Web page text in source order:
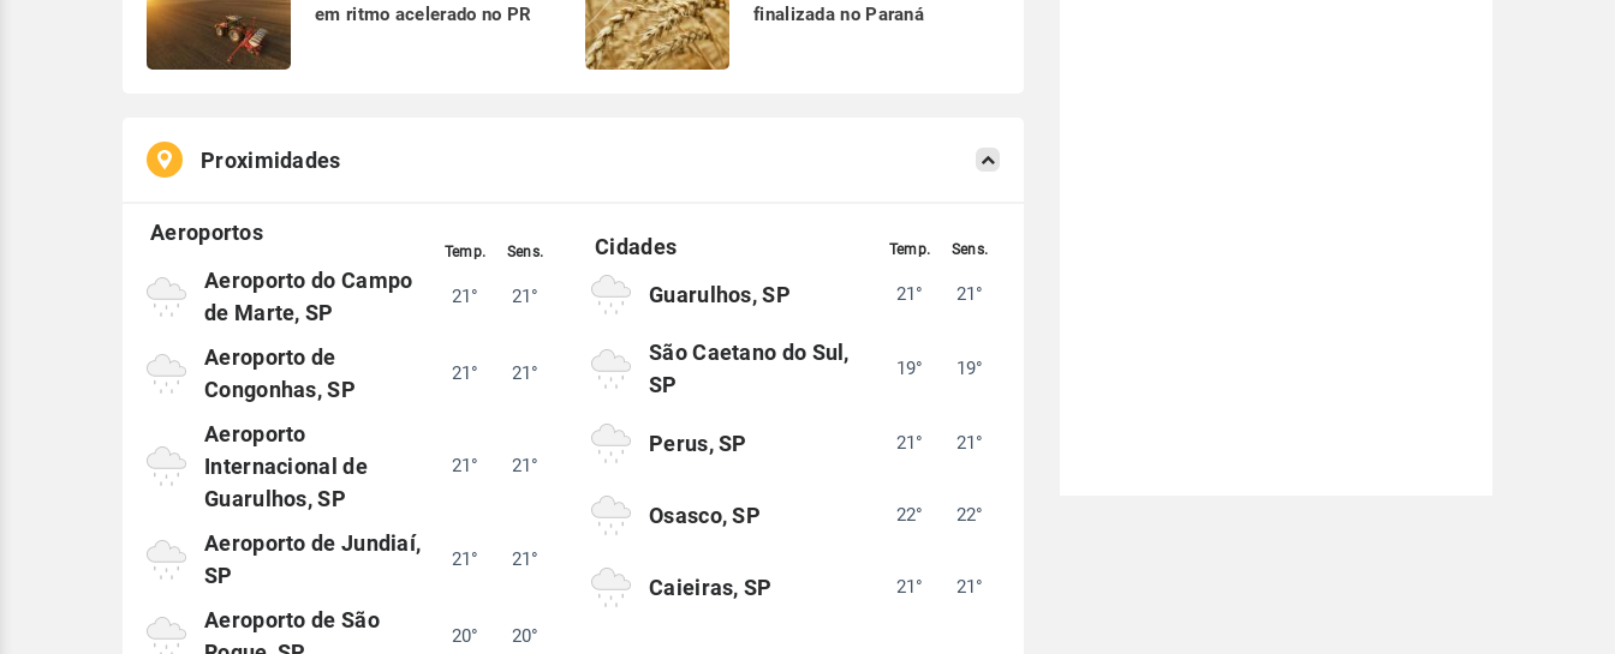
em ritmo acelerado no PR
finalizada no Paraná
Proximidades
Aeroporto do Campo
de Marte, SP
21° 21°
Aeroporto de
Congonhas, SP
21° 21°
Aeroporto
Internacional de
Guarulhos, SP
21° 21°
Aeroporto de Jundiaí,
SP
21° 21°
Aeroporto de São
20° 20°
Guarulhos, SP 21° 21°
São Caetano do Sul,
SP
19° 19°
Perus, SP 21° 21°
Osasco, SP 22° 22°
Caieiras, SP 21° 21°